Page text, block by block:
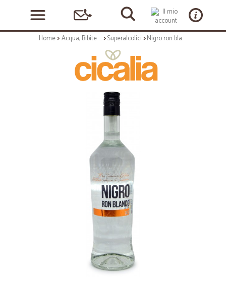
Home Acqua, Bibite e Alcolici Superalcolici Nigro ron blanco lt.1